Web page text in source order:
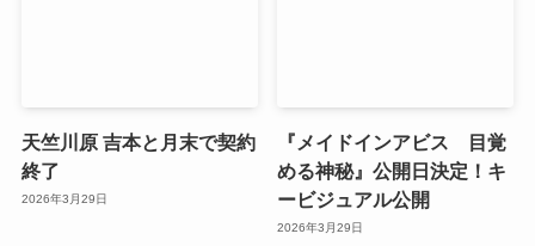
天竺川原 吉本と月末で契約
終了
2026年3月29日
『メイドインアビス 目覚
める神秘』公開日決定！キ
ービジュアル公開
2026年3月29日